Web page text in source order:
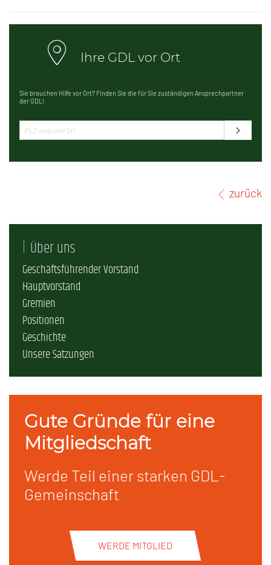
Ihre GDL vor Ort
Sie brauchen Hilfe vor Ort? Finden Sie die für Sie zuständigen Ansprechpartner
der GDL!
zurück
Über uns
Geschäftsführender Vorstand
Hauptvorstand
Gremien
Positionen
Geschichte
Unsere Satzungen
Gute Gründe für eine
Mitgliedschaft
Werde Teil einer starken GDL-
Gemeinschaft
WERDE MITGLIED